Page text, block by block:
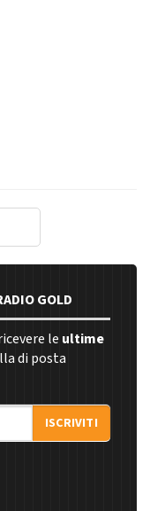
GOLD
le ultime
di posta
ISCRIVITI